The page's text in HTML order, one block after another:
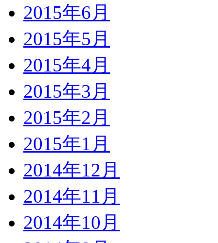
2015年6月
2015年5月
2015年4月
2015年3月
2015年2月
2015年1月
2014年12月
2014年11月
2014年10月